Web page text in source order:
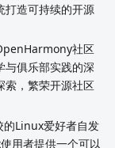
打造可持续的开源
社区
与俱乐部实践的深
索，繁荣开源社区
的Linux爱好者自发
用者提供一个可以